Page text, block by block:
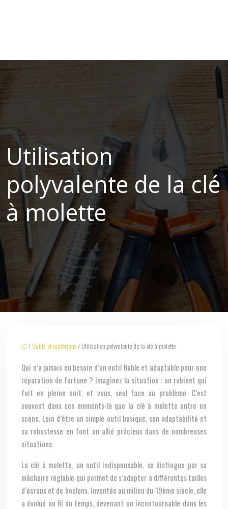
Utilisation
polyvalente de la clé
à molette
/Outils et matériaux/ Utilisation polyvalente de la clé à molette
Qui n’a jamais eu besoin d’un outil fiable et adaptable pour une
réparation de fortune ? Imaginez la situation : un robinet qui
fuit en pleine nuit, et vous, seul face au problème. C’est
souvent dans ces moments-là que la clé à molette entre en
scène. Loin d’être un simple outil basique, son adaptabilité et
sa robustesse en font un allié précieux dans de nombreuses
situations.
La clé à molette, un outil indispensable, se distingue par sa
mâchoire réglable qui permet de s’adapter à différentes tailles
d’écrous et de boulons. Inventée au milieu du 19ème siècle, elle
a évolué au fil du temps, devenant un incontournable dans les